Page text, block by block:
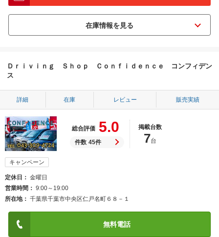
Ｄｒｉｖｉｎｇ Ｓｈｏｐ Ｃｏｎｆｉｄｅｎｃｅ コンフィデン
ス
詳細 在庫 レビュー 販売実績
総合評価 5.0
件数 45件
掲載台数
7台
キャンペーン
定休日
金曜日
営業時間
9:00～19:00
所在地
千葉県千葉市中央区仁戸名町６８－１
無料電話